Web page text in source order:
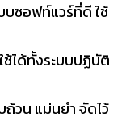
บซอฟท์แวร์ที่ดี ใช้
ช้ได้ทั้งระบบปฏิบัติ
ถ้วน แม่นยำ จัดไว้